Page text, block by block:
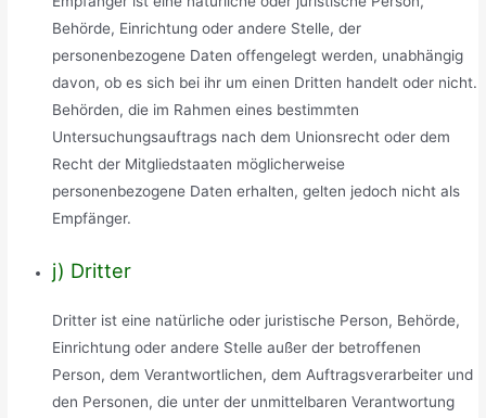
Behörde, Einrichtung oder andere Stelle, der
personenbezogene Daten offengelegt werden, unabhängig
davon, ob es sich bei ihr um einen Dritten handelt oder nicht.
Behörden, die im Rahmen eines bestimmten
Untersuchungsauftrags nach dem Unionsrecht oder dem
Recht der Mitgliedstaaten möglicherweise
personenbezogene Daten erhalten, gelten jedoch nicht als
Empfänger.
j) Dritter
Dritter ist eine natürliche oder juristische Person, Behörde,
Einrichtung oder andere Stelle außer der betroffenen
Person, dem Verantwortlichen, dem Auftragsverarbeiter und
den Personen, die unter der unmittelbaren Verantwortung